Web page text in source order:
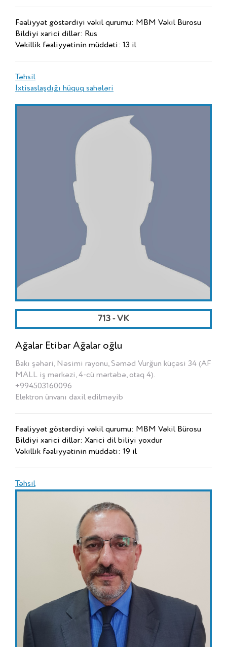
Fəaliyyət göstərdiyi vəkil qurumu: MBM Vəkil Bürosu
Bildiyi xarici dillər: Rus
Vəkillik fəaliyyətinin müddəti: 13 il
Təhsil
İxtisaslaşdığı hüquq sahələri
713 - VK
Ağalar Etibar Ağalar oğlu
Bakı şəhəri, Nəsimi rayonu, Səməd Vurğun küçəsi 34 (AF
MALL iş mərkəzi, 4-cü mərtəbə, otaq 4).
+994503160096
Elektron ünvanı daxil edilməyib
Fəaliyyət göstərdiyi vəkil qurumu: MBM Vəkil Bürosu
Bildiyi xarici dillər: Xarici dil biliyi yoxdur
Vəkillik fəaliyyətinin müddəti: 19 il
Təhsil